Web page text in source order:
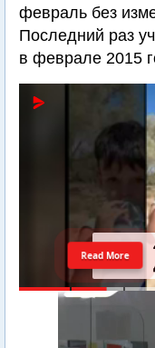
февраль без
Последний раз
в феврале 2015
Read More